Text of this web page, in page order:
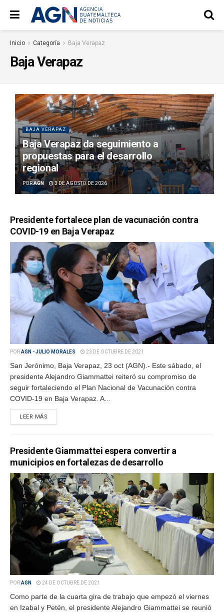
Inicio Categoría Baja Verapaz
Baja Verapaz
BAJA VERAPAZ
Baja Verapaz da seguimiento a
propuestas para el desarrollo
regional
PORAGN 3 DE AGOSTO DE 2026
Presidente fortalece plan de vacunación contra
COVID-19 en Baja Verapaz
PORAGN - JULIO MORALES 23 DE OCTUBRE DE 2021
San Jerónimo, Baja Verapaz, 23 oct (AGN).- Este sábado, el
presidente Alejandro Giammattei reiteró su compromiso de
seguir fortaleciendo el Plan Nacional de Vacunación contra
COVID-19 en Baja Verapaz. A...
LEER MÁS
Presidente Giammattei espera convertir a
municipios en fortalezas de desarrollo
PORAGN 24 DE OCTUBRE DE 2021
Como parte de la cuarta gira de trabajo que empezó el viernes
en Izabal y Petén, el presidente Alejandro Giammattei se reunió